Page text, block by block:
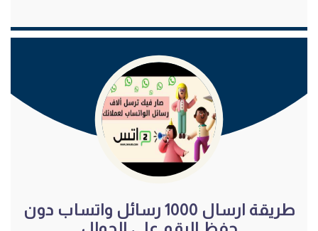
شاهد الفيديو
طريقة ارسال 1000 رسائل واتساب دون